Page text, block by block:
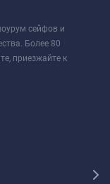
сейфов и
Более 80
приезжайте к